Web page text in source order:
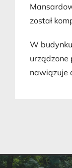
został
W
urządzone
nawiązuje